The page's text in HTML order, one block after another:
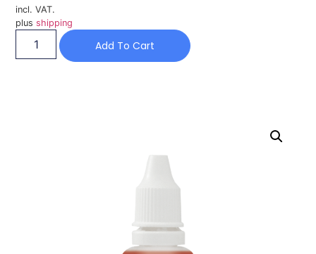
incl. VAT.
plusshipping
Add To Cart